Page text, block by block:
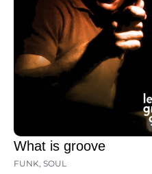
What is groove
FUNK, SOUL